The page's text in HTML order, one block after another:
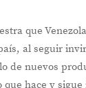
que
al seguir
de nuevos
que hace y